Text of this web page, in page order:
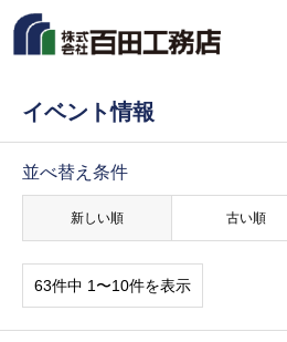
イベント情報
並べ替え条件
新しい順 古い順
63件中 1〜10件を表示